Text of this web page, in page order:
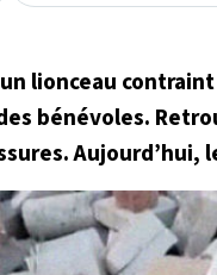
un lionceau
bénévoles.
Aujourd’hui,